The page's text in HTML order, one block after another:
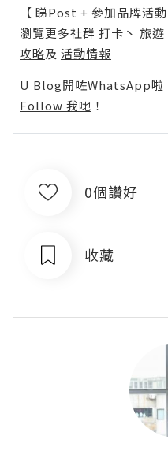
【 睇Post + 參加品牌活動
瀏覽更多社群 打卡 丶 旅遊
攻略及 活動情報
U Blog開咗WhatsApp啦
Follow 我哋 ！
0個讚好
收藏